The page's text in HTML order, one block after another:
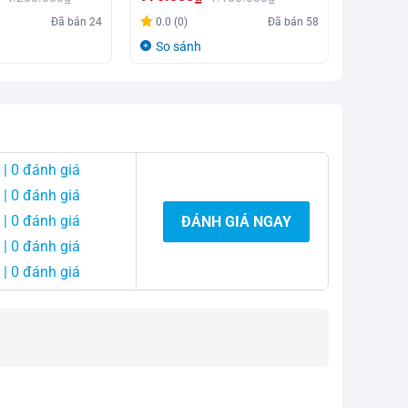
Đã bán24
Giá
gốc
Giá
hiện
0.0 (0) Đã bán 58
So sánh
| 0 đánh giá
| 0 đánh giá
| 0 đánh giá
| 0 đánh giá
| 0 đánh giá
ĐÁNH GIÁ NGAY